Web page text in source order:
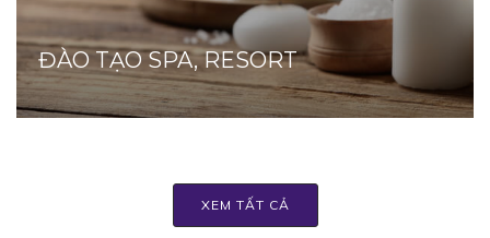
ĐÀO TẠO SPA, RESORT
XEM TẤT CẢ